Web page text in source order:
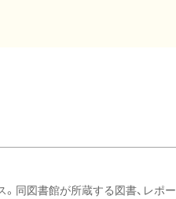
同図書館が所蔵する図書、レポー